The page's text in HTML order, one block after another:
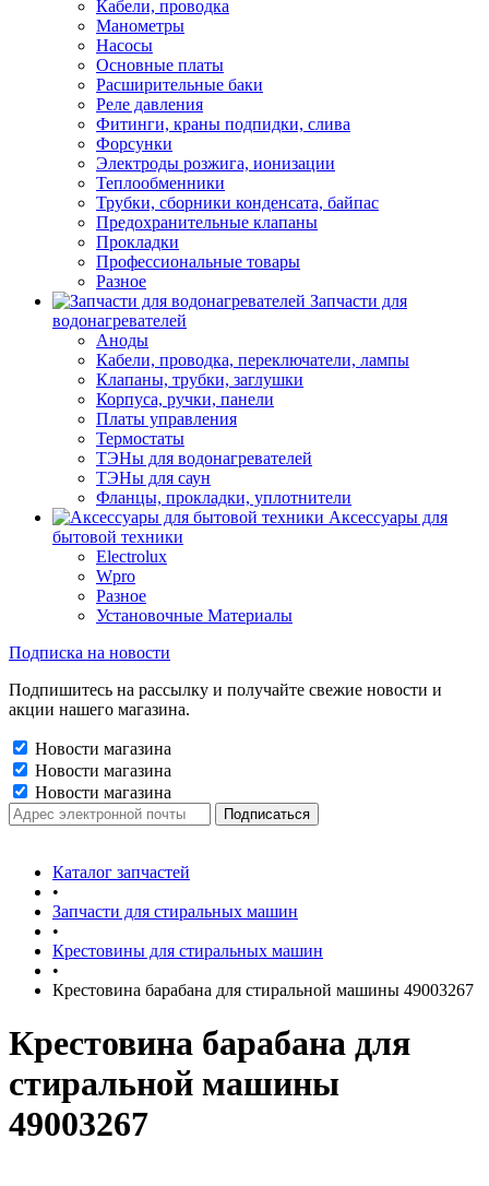
Кабели, проводка
Манометры
Насосы
Основные платы
Расширительные баки
Реле давления
Фитинги, краны подпидки, слива
Форсунки
Электроды розжига, ионизации
Теплообменники
Трубки, сборники конденсата, байпас
Предохранительные клапаны
Прокладки
Профессиональные товары
Разное
Запчасти для
водонагревателей
Аноды
Кабели, проводка, переключатели, лампы
Клапаны, трубки, заглушки
Корпуса, ручки, панели
Платы управления
Термостаты
ТЭНы для водонагревателей
ТЭНы для саун
Фланцы, прокладки, уплотнители
Аксессуары для
бытовой техники
Electrolux
Wpro
Разное
Установочные Материалы
Подписка на новости
Подпишитесь на рассылку и получайте свежие новости и
акции нашего магазина.
Новости магазина
Новости магазина
Новости магазина
Каталог запчастей
•
Запчасти для стиральных машин
•
Крестовины для стиральных машин
•
Крестовина барабана для стиральной машины 49003267
Крестовина барабана для
стиральной машины
49003267